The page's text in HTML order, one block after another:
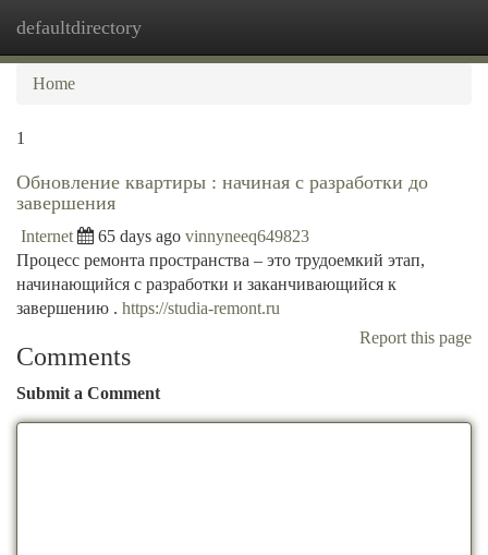
defaultdirectory
Home
1
Обновление квартиры : начиная с разработки до
завершения
Internet 65 days ago vinnyneeq649823
Процесс ремонта пространства – это трудоемкий этап,
начинающийся с разработки и заканчивающийся к
завершению . https://studia-remont.ru
Report this page
Comments
Submit a Comment